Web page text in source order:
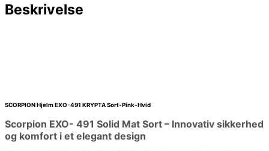
Beskrivelse
SCORPION Hjelm EXO-491 KRYPTA Sort-Pink-Hvid
Scorpion EXO- 491 Solid Mat Sort – Innovativ sikkerhed
og komfort i et elegant design